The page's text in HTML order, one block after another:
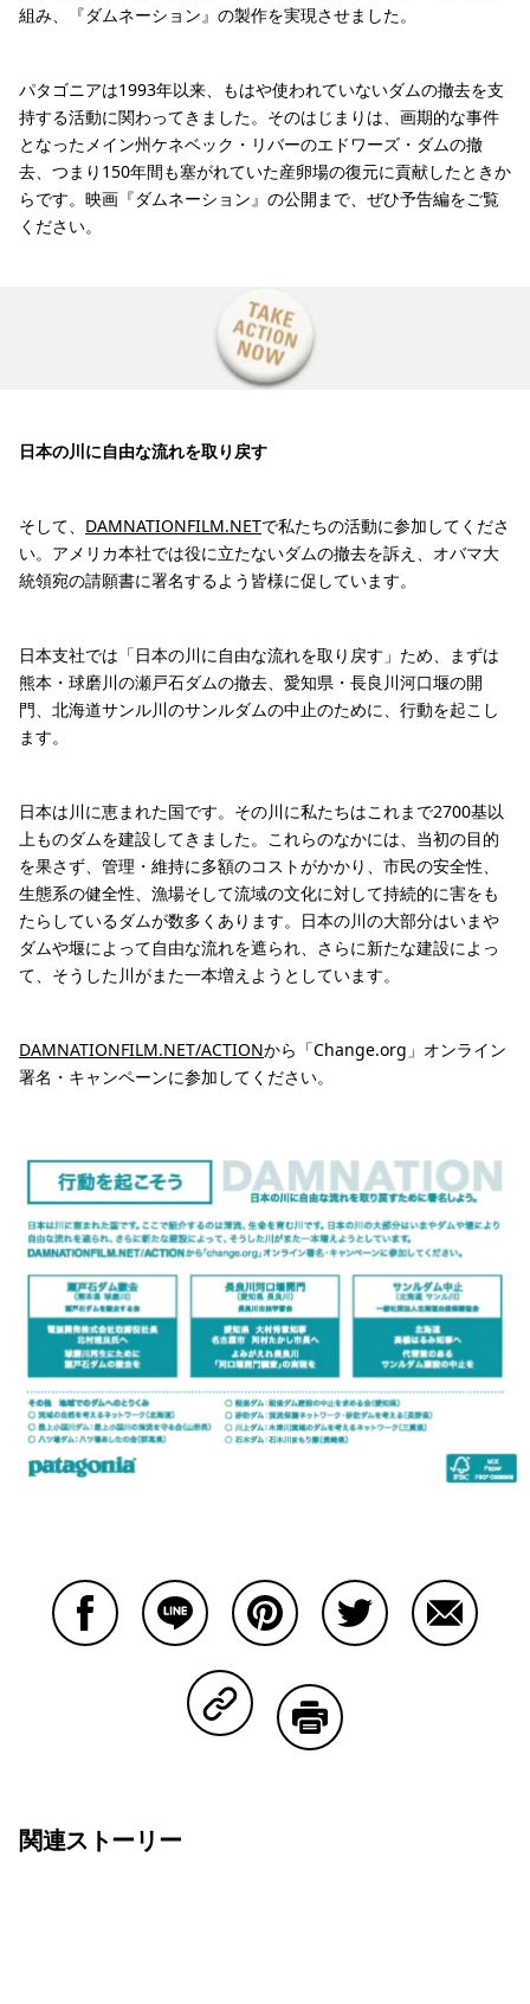
組み、『ダムネーション』の製作を実現させました。
パタゴニアは1993年以来、もはや使われていないダムの撤去を支
持する活動に関わってきました。そのはじまりは、画期的な事件
となったメイン州ケネベック・リバーのエドワーズ・ダムの撤
去、つまり150年間も塞がれていた産卵場の復元に貢献したときか
らです。映画『ダムネーション』の公開まで、ぜひ予告編をご覧
ください。
日本の川に自由な流れを取り戻す
そして、 DAMNATIONFILM.NETで私たちの活動に参加してくださ
い。アメリカ本社では役に立たないダムの撤去を訴え、オバマ大
統領宛の請願書に署名するよう皆様に促しています。
日本支社では「日本の川に自由な流れを取り戻す」ため、まずは
熊本・球磨川の瀬戸石ダムの撤去、愛知県・長良川河口堰の開
門、北海道サンル川のサンルダムの中止のために、行動を起こし
ます。
日本は川に恵まれた国です。その川に私たちはこれまで2700基以
上ものダムを建設してきました。これらのなかには、当初の目的
を果さず、管理・維持に多額のコストがかかり、市民の安全性、
生態系の健全性、漁場そして流域の文化に対して持続的に害をも
たらしているダムが数多くあります。日本の川の大部分はいまや
ダムや堰によって自由な流れを遮られ、さらに新たな建設によっ
て、そうした川がまた一本増えようとしています。
DAMNATIONFILM.NET/ACTIONから「Change.org」オンライン
署名・キャンペーンに参加してください。
Copy Linkで共有する
関連ストーリー